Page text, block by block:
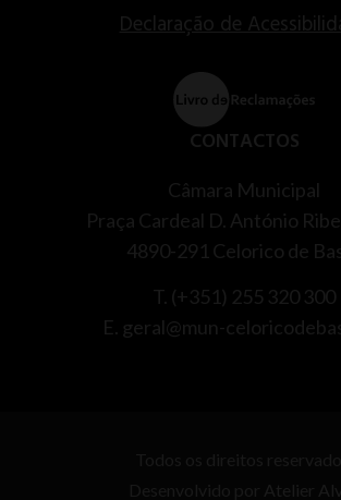
Declaração de
CONTACTOS
Câmara Municipal
Praça Cardeal D. António
4890-291 Celorico de
T. (+351) 255 320 300
E. geral@mun-